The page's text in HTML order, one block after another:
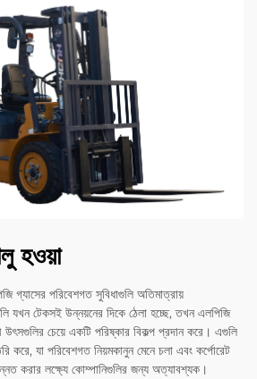
হওয়া
গ্যাসের পরিবেশগত সুবিধাগুলি অতিমাত্রায়
যখন টেকসই উন্নয়নের দিকে ঠেলা হচ্ছে, তখন এলপিজি
চেয়ে একটি পরিষ্কার বিকল্প প্রদান করে। এগুলি
করে, যা পরিবেশগত নিয়মকানুন মেনে চলা এবং কর্পোরেট
করার লক্ষ্যে কোম্পানিগুলির জন্য অত্যাবশ্যক।